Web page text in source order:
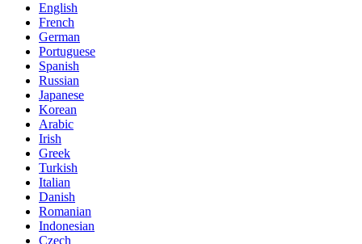
English
French
German
Portuguese
Spanish
Russian
Japanese
Korean
Arabic
Irish
Greek
Turkish
Italian
Danish
Romanian
Indonesian
Czech